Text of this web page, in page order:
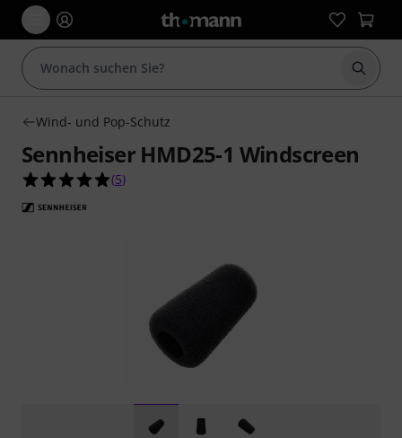
Suche
Wind- und Pop-Schutz
Sennheiser HMD25-1 Windscreen
5.0 von 5 Sternen aus 5 Kundenbewertungen
(5)